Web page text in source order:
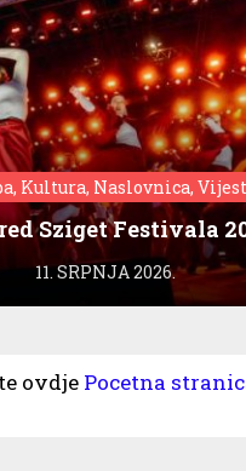
Kultura, Naslovnica,
Sziget Festivala
11. SRPNJA 2026.
ovdje Pocetna